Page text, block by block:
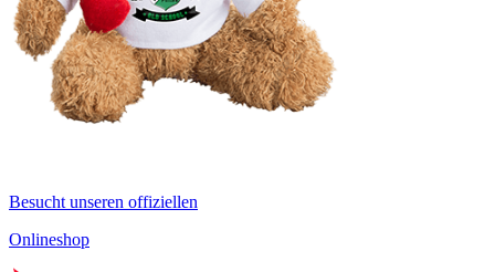
Besucht unseren offiziellen
Onlineshop